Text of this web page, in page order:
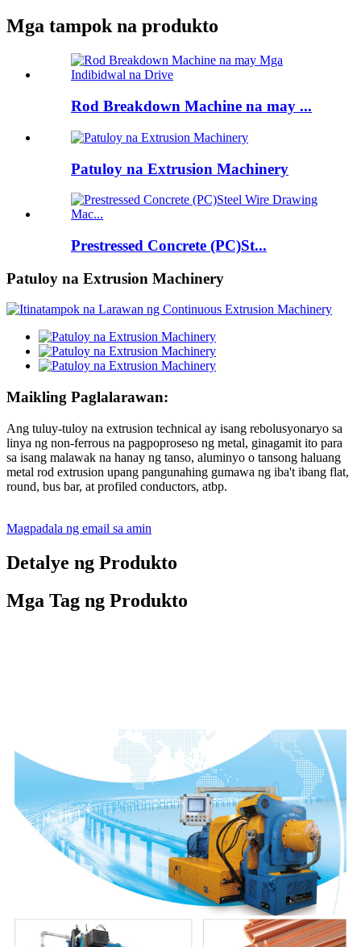
Mga tampok na produkto
Rod Breakdown Machine na may ...
Patuloy na Extrusion Machinery
Prestressed Concrete (PC)St...
Patuloy na Extrusion Machinery
Maikling Paglalarawan:
Ang tuluy-tuloy na extrusion technical ay isang rebolusyonaryo sa
linya ng non-ferrous na pagpoproseso ng metal, ginagamit ito para
sa isang malawak na hanay ng tanso, aluminyo o tansong haluang
metal rod extrusion upang pangunahing gumawa ng iba't ibang flat,
round, bus bar, at profiled conductors, atbp.
Magpadala ng email sa amin
Detalye ng Produkto
Mga Tag ng Produkto